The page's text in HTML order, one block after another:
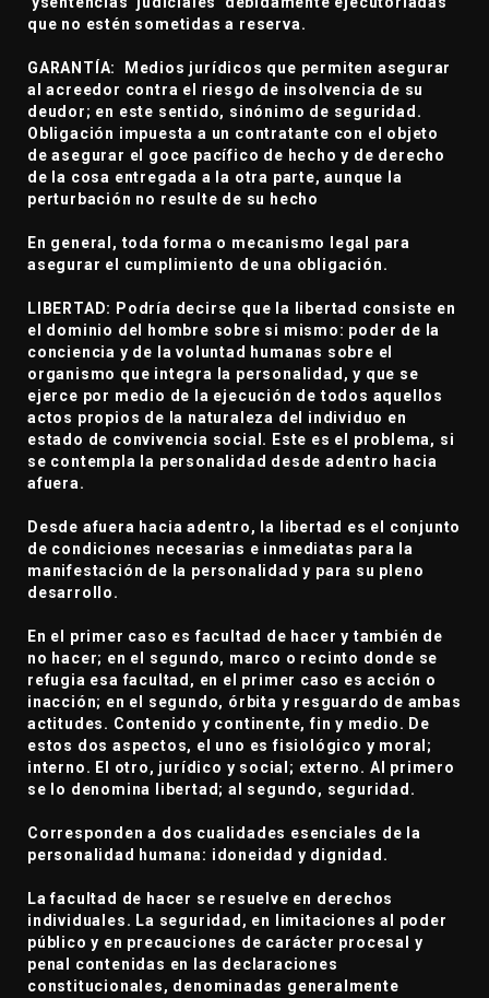
que no estén sometidas a reserva.
GARANTÍA: Medios jurídicos que permiten asegurar
al acreedor contra el riesgo de insolvencia de su
deudor; en este sentido, sinónimo de seguridad.
Obligación impuesta a un contratante con el objeto
de asegurar el goce pacífico de hecho y de derecho
de la cosa entregada a la otra parte, aunque la
perturbación no resulte de su hecho
En general, toda forma o mecanismo legal para
asegurar el cumplimiento de una obligación.
LIBERTAD: Podría decirse que la libertad consiste en
el dominio del hombre sobre si mismo: poder de la
conciencia y de la voluntad humanas sobre el
organismo que integra la personalidad, y que se
ejerce por medio de la ejecución de todos aquellos
actos propios de la naturaleza del individuo en
estado de convivencia social. Este es el problema, si
se contempla la personalidad desde adentro hacia
afuera.
Desde afuera hacia adentro, la libertad es el conjunto
de condiciones necesarias e inmediatas para la
manifestación de la personalidad y para su pleno
desarrollo.
En el primer caso es facultad de hacer y también de
no hacer; en el segundo, marco o recinto donde se
refugia esa facultad, en el primer caso es acción o
inacción; en el segundo, órbita y resguardo de ambas
actitudes. Contenido y continente, fin y medio. De
estos dos aspectos, el uno es fisiológico y moral;
interno. El otro, jurídico y social; externo. Al primero
se lo denomina libertad; al segundo, seguridad.
Corresponden a dos cualidades esenciales de la
personalidad humana: idoneidad y dignidad.
La facultad de hacer se resuelve en derechos
individuales. La seguridad, en limitaciones al poder
público y en precauciones de carácter procesal y
penal contenidas en las declaraciones
constitucionales, denominadas generalmente